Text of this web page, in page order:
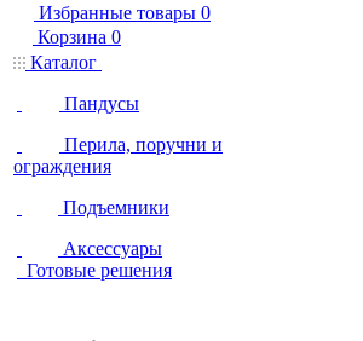
Избранные товары 0
Корзина 0
Каталог
Пандусы
Перила, поручни и
ограждения
Подъемники
Аксессуары
Готовые решения